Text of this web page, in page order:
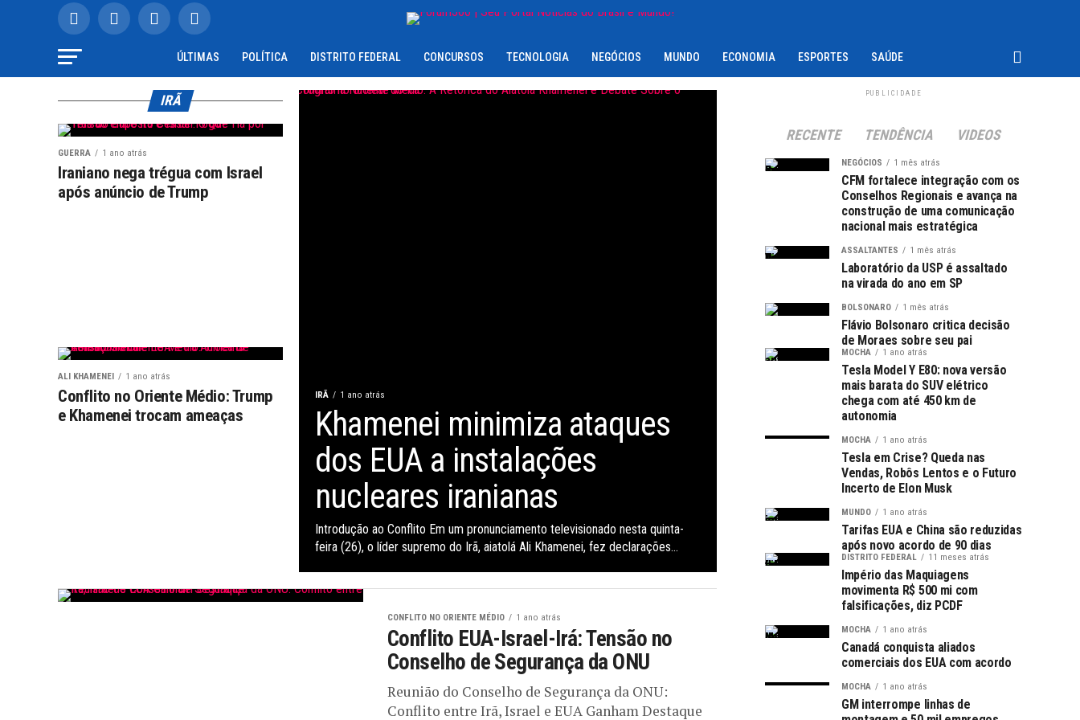
ÚLTIMAS POLÍTICA DISTRITO FEDERAL CONCURSOS TECNOLOGIA NEGÓCIOS MUNDO ECONOMIA ESPORTES SAÚDE
IRÃ 1 ano atrás
Khamenei minimiza ataques
dos EUA a instalações
nucleares iranianas
Introdução ao Conflito Em um pronunciamento televisionado nesta quinta-
feira (26), o líder supremo do Irã, aiatolá Ali Khamenei, fez declarações...
IRÃ
GUERRA 1 ano atrás
Iraniano nega trégua com Israel
após anúncio de Trump
ALI KHAMENEI 1 ano atrás
Conflito no Oriente Médio: Trump
e Khamenei trocam ameaças
CONFLITO NO ORIENTE MÉDIO 1 ano atrás
Conflito EUA-Israel-Irá: Tensão no
Conselho de Segurança da ONU
Reunião do Conselho de Segurança da ONU:
Conflito entre Irã, Israel e EUA Ganham Destaque
PUBLICIDADE
RECENTE TENDÊNCIA VIDEOS
NEGÓCIOS 1 mês atrás
CFM fortalece integração com os
Conselhos Regionais e avança na
construção de uma comunicação
nacional mais estratégica
ASSALTANTES 1 mês atrás
Laboratório da USP é assaltado
na virada do ano em SP
BOLSONARO 1 mês atrás
Flávio Bolsonaro critica decisão
de Moraes sobre seu pai
MOCHA 1 ano atrás
Tesla Model Y E80: nova versão
mais barata do SUV elétrico
chega com até 450 km de
autonomia
MOCHA 1 ano atrás
Tesla em Crise? Queda nas
Vendas, Robôs Lentos e o Futuro
Incerto de Elon Musk
MUNDO 1 ano atrás
Tarifas EUA e China são reduzidas
após novo acordo de 90 dias
DISTRITO FEDERAL 11 meses atrás
Império das Maquiagens
movimenta R$ 500 mi com
falsificações, diz PCDF
MOCHA 1 ano atrás
Canadá conquista aliados
comerciais dos EUA com acordo
MOCHA 1 ano atrás
GM interrompe linhas de